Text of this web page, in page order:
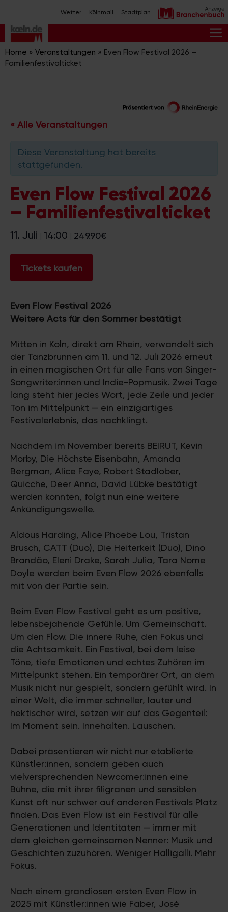
Inhalt
springen
Wetter Kölnmail Stadtplan
Home » Veranstaltungen » Even Flow Festival 2026 –
Familienfestivalticket
« Alle Veranstaltungen
Diese Veranstaltung hat bereits
stattgefunden.
Even Flow Festival 2026
– Familienfestivalticket
11. Juli 14:00 249.90€
Tickets kaufen
Even Flow Festival 2026
Weitere Acts für den Sommer bestätigt
Mitten in Köln, direkt am Rhein, verwandelt sich
der Tanzbrunnen am 11. und 12. Juli 2026 erneut
in einen magischen Ort für alle Fans von Singer-
Songwriter:innen und Indie-Popmusik. Zwei Tage
lang steht hier jedes Wort, jede Zeile und jeder
Ton im Mittelpunkt — ein einzigartiges
Festivalerlebnis, das nachklingt.
Nachdem im November bereits BEIRUT, Kevin
Morby, Die Höchste Eisenbahn, Amanda
Bergman, Alice Faye, Robert Stadlober,
Quicche, Deer Anna, David Lübke bestätigt
werden konnten, folgt nun eine weitere
Ankündigungswelle.
Aldous Harding, Alice Phoebe Lou, Tristan
Brusch, CATT (Duo), Die Heiterkeit (Duo), Dino
Brandão, Eleni Drake, Sarah Julia, Tara Nome
Doyle werden beim Even Flow 2026 ebenfalls
mit von der Partie sein.
Beim Even Flow Festival geht es um positive,
lebensbejahende Gefühle. Um Gemeinschaft.
Um den Flow. Die innere Ruhe, den Fokus und
die Achtsamkeit. Ein Festival, bei dem leise
Töne, tiefe Emotionen und echtes Zuhören im
Mittelpunkt stehen. Ein temporärer Ort, an dem
Musik nicht nur gespielt, sondern gefühlt wird. In
einer Welt, die immer schneller, lauter und
hektischer wird, setzen wir auf das Gegenteil:
Im Moment sein. Innehalten. Lauschen.
Dabei präsentieren wir nicht nur etablierte
Künstler:innen, sondern geben auch
vielversprechenden Newcomer:innen eine
Bühne, die mit ihrer filigranen und sensiblen
Kunst oft nur schwer auf anderen Festivals Platz
finden. Das Even Flow ist ein Festival für alle
Generationen und Identitäten — immer mit
dem gleichen gemeinsamen Nenner: Musik und
Geschichten zuzuhören. Weniger Halligalli. Mehr
Fokus.
Nach einem grandiosen ersten Even Flow in
2025 mit Künstler:innen wie Faber, José